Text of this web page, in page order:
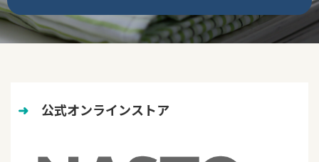
➜ 公式オンラインストア